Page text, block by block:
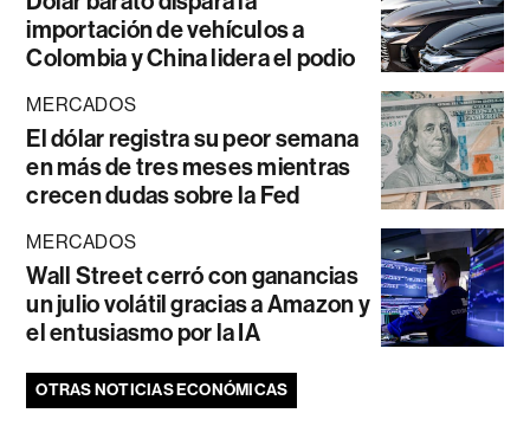
importación de vehículos a
Colombia y China lidera el podio
MERCADOS
El dólar registra su peor semana
en más de tres meses mientras
crecen dudas sobre la Fed
MERCADOS
Wall Street cerró con ganancias
un julio volátil gracias a Amazon y
el entusiasmo por la IA
OTRAS NOTICIAS ECONÓMICAS